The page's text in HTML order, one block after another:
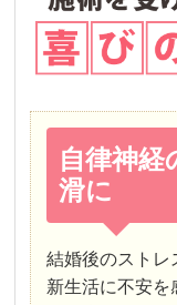
自律神経
滑に
結婚後のストレ
新生活に不安を